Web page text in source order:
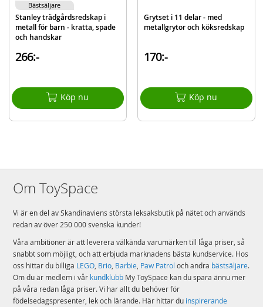
Mått: 45 cm lång
Batteribehov: 2 x AA-batterier (ingår ej)
Rek. ålder. från 3 år
EAN 7040698716022
Stanley trädgårdsredskap i
metall för barn - kratta, spade
och handskar
266:-
Köp nu
Bästsäljare
Grytset i 11 delar - med
metallgrytor och köksredskap
170:-
Köp nu
Om ToySpace
Vi är en del av Skandinaviens största leksaksbutik på nätet och används
redan av över 250 000 svenska kunder!
Våra ambitioner är att leverera välkända varumärken till låga priser, så
snabbt som möjligt, och att erbjuda marknadens bästa kundservice. Hos
oss hittar du billiga LEGO, Brio, Barbie, Paw Patrol och andra bästsäljare.
Om du är medlem i vår kundklubb My ToySpace kan du spara ännu mer
på våra redan låga priser. Vi har allt du behöver för
födelsedagspresenter, lek och lärande. Här hittar du inspirerande